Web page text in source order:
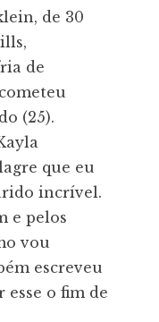
de 30
de
(25).
que eu
incrível.
e pelos
vou
escreveu
o fim de